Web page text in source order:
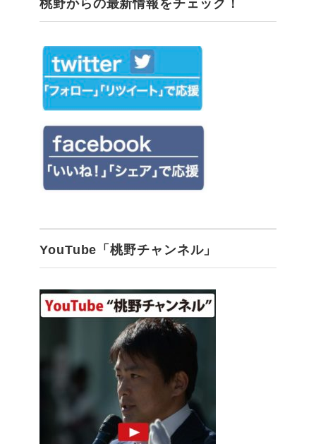
桃野からの最新情報をチェック！
YouTube「桃野チャンネル」